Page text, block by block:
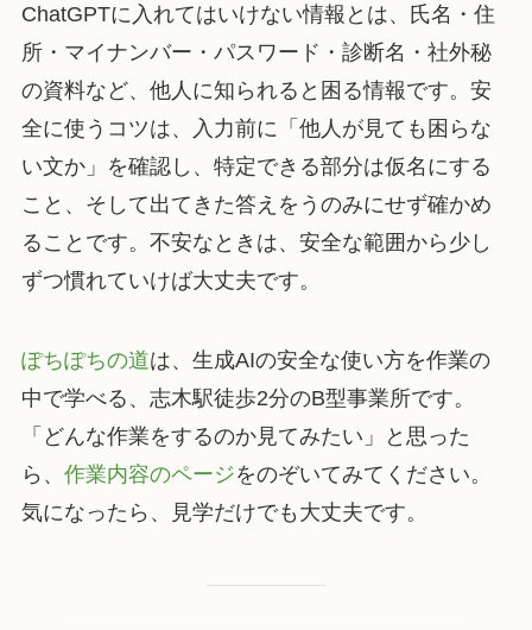
ChatGPTに入れてはいけない情報とは、氏名・住
所・マイナンバー・パスワード・診断名・社外秘
の資料など、他人に知られると困る情報です。安
全に使うコツは、入力前に「他人が見ても困らな
い文か」を確認し、特定できる部分は仮名にする
こと、そして出てきた答えをうのみにせず確かめ
ることです。不安なときは、安全な範囲から少し
ずつ慣れていけば大丈夫です。
ぽちぽちの道は、生成AIの安全な使い方を作業の
中で学べる、志木駅徒歩2分のB型事業所です。
「どんな作業をするのか見てみたい」と思った
ら、 作業内容のページをのぞいてみてください。
気になったら、見学だけでも大丈夫です。